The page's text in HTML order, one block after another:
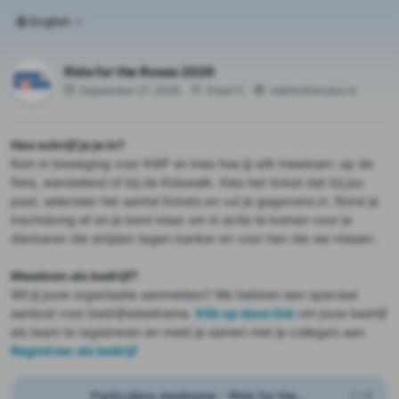
English
Ride for the Roses 2026
Hoe schrijf je je in?
Kom in beweging voor KWF en kies hoe jij wilt meedoen: op de
fiets, wandelend of bij de Kidswalk. Kies het ticket dat bij jou
past, selecteer het aantal tickets en vul je gegevens in. Rond je
inschrijving af en je bent klaar om in actie te komen voor je
dierbaren die strijden tegen kanker en voor hen die we missen.
Meedoen als bedrijf?
Wil jij jouw organisatie aanmelden? We hebben een speciaal
aanbod voor bedrijfsdeelname.Klik op deze linkom jouw bedrijf
als team te registreren en meld je samen met je collega’s aan.
Registreer als bedrijf